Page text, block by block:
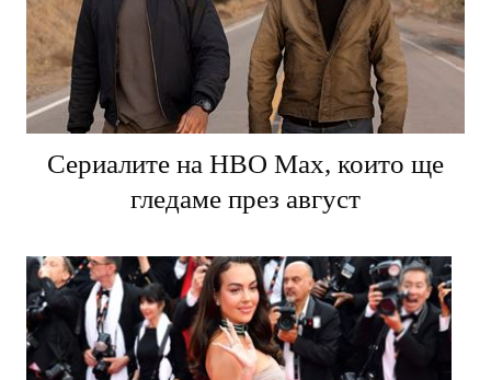
Сериалите на HBO Max, които ще